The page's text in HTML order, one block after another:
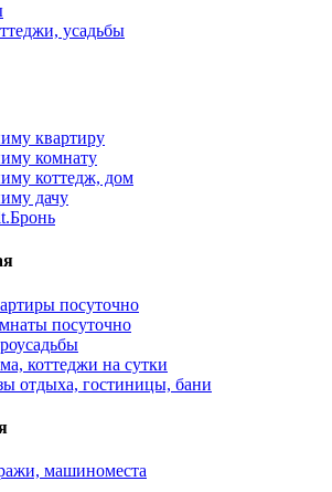
усадьбы
квартиру
комнату
коттедж, дом
дачу
посуточно
посуточно
коттеджи на сутки
отдыха, гостиницы, бани
машиноместа